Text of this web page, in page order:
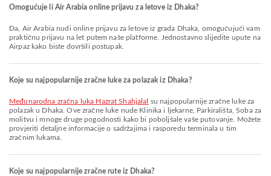
Omogućuje li Air Arabia online prijavu za letove iz Dhaka?
Da, Air Arabia nudi online prijavu za letove iz grada Dhaka, omogućujući vam
praktičnu prijavu na let putem naše platforme. Jednostavno slijedite upute na
Airpaz kako biste dovršili postupak.
Koje su najpopularnije zračne luke za polazak iz Dhaka?
Međunarodna zračna luka Hazrat Shahjalal su najpopularnije zračne luke za
polazak u Dhaka. Ove zračne luke nude Klinika i ljekarne, Parkirališta, Soba za
molitvu i mnoge druge pogodnosti kako bi poboljšale vaše putovanje. Možete
provjeriti detaljne informacije o sadržajima i rasporedu terminala u tim
zračnim lukama.
Koje su najpopularnije zračne rute iz Dhaka?